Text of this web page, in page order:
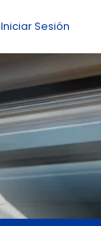
Iniciar Sesión